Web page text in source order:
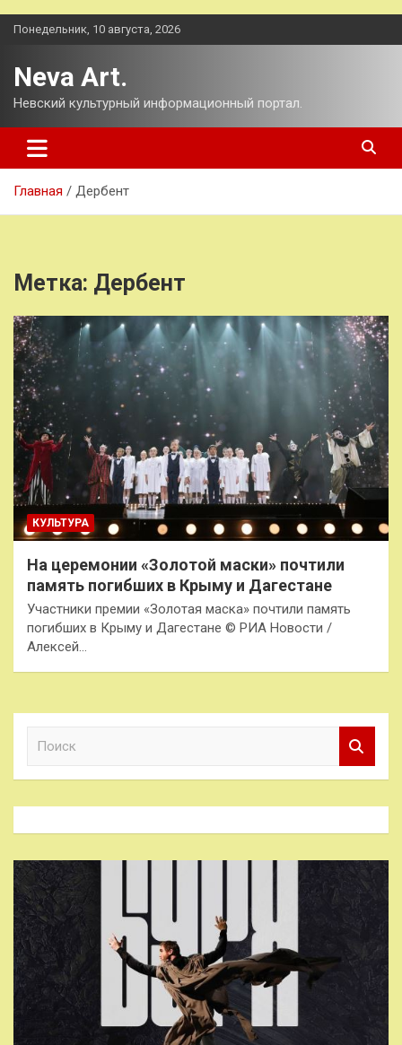
Перейти
Понедельник, 10 августа, 2026
Neva Art.
Невский культурный информационный портал.
Главная Дербент
Метка: Дербент
КУЛЬТУРА
На церемонии «Золотой маски» почтили
память погибших в Крыму и Дагестане
Участники премии «Золотая маска» почтили память
погибших в Крыму и Дагестане © РИА Новости /
Алексей…
к